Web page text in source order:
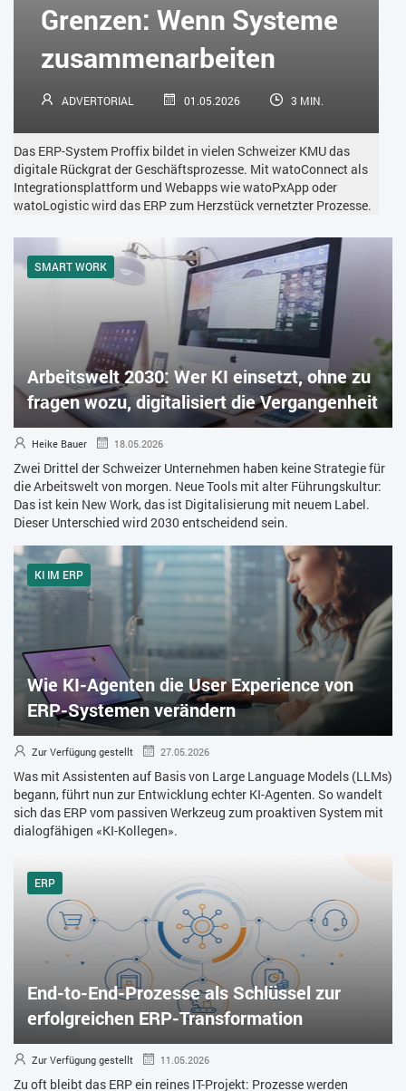
SOCIAL COMMERCE SOCIAL-MEDIA
SOFTWARE-AS-A-SERVICE SOFTWAREENTWICKLUNG
TRANSPORTLOGISTIK / LAGER
TRENDKOMPASS 2026 USABILITY
USER EXPERIENCE WEBDESIGN WEB-SHOP
ZEITWIRTSCHAFT
Grenzen: Wenn Systeme
zusammenarbeiten
ADVERTORIAL 01.05.2026 3 MIN.
Das ERP-System Proffix bildet in vielen Schweizer KMU das
digitale Rückgrat der Geschäftsprozesse. Mit watoConnect als
Integrationsplattform und Webapps wie watoPxApp oder
watoLogistic wird das ERP zum Herzstück vernetzter Prozesse.
SMART WORK
Arbeitswelt 2030: Wer KI einsetzt, ohne zu
fragen wozu, digitalisiert die Vergangenheit
Heike Bauer 18.05.2026
Zwei Drittel der Schweizer Unternehmen haben keine Strategie für
die Arbeitswelt von morgen. Neue Tools mit alter Führungskultur:
Das ist kein New Work, das ist Digitalisierung mit neuem Label.
Dieser Unterschied wird 2030 entscheidend sein.
KI IM ERP
Wie KI-Agenten die User Experience von
ERP-Systemen verändern
Zur Verfügung gestellt 27.05.2026
Was mit Assistenten auf Basis von Large Language Models (LLMs)
begann, führt nun zur Entwicklung echter KI-Agenten. So wandelt
sich das ERP vom passiven Werkzeug zum proaktiven System mit
dialogfähigen «KI-Kollegen».
ERP
End-to-End-Prozesse als Schlüssel zur
erfolgreichen ERP-Transformation
Zur Verfügung gestellt 11.05.2026
Zu oft bleibt das ERP ein reines IT-Projekt: Prozesse werden